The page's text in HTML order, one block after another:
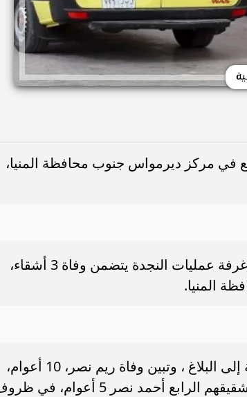
في مركز ديرمواس جنوب محافظة المنيا،
تلقي اللواء مجدي سالم،مدير أمن المنيا، إخطارا من غرفة عمليات النجدة يتضمن وفاة 3 أشقاء،
المنيا.
وعلى الفور انتقلت سيارات الإسعاف والأجهزة الأمنية إلى البلاغ ، وتبين وفاة ريم نصر، 10 أعوام،
عمر نصر، 7 أعوام، محمد نصر، 11 عاما، فيما اصيب شقيقهم الرابع أحمد نصر 5 أعوام،